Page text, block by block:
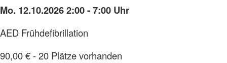
Mo. 12.10.2026 2:00 - 7:00 Uhr
AED Frühdefibrillation
90,00 € - 20 Plätze vorhanden